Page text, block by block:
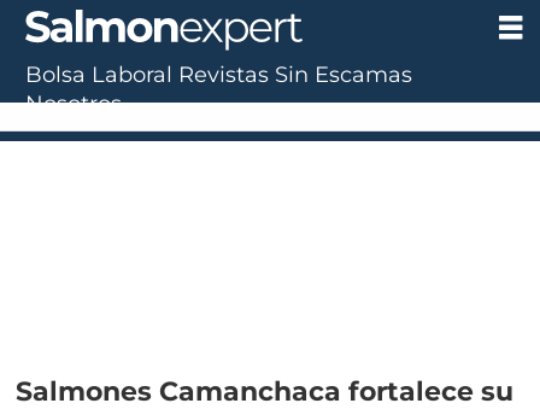
Salmones Camanchaca fortalece su
Bolsa Laboral Revistas Sin Escamas
Nosotros